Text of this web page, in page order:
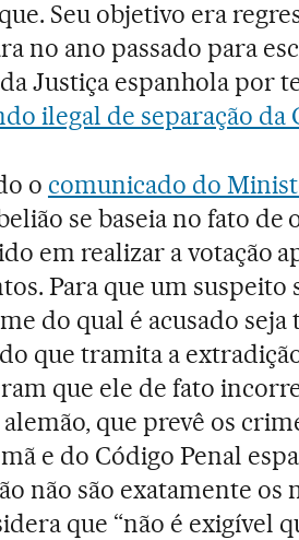
Seu objetivo era
no ano passado para
Justiça espanhola por
ilegal de separação da
o comunicado do
se baseia no fato
em realizar a votação
Para que um suspeito
do qual é acusado
que tramita a
que ele de fato
que prevê os
e do Código Penal
não são exatamente os
que “não é exigível